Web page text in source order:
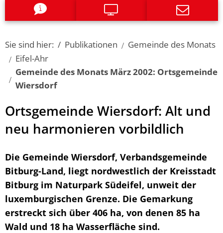
Sie sind hier: Publikationen
Gemeinde des Monats
Eifel-Ahr
Gemeinde des Monats März 2002: Ortsgemeinde
Wiersdorf
Ortsgemeinde Wiersdorf: Alt und
neu harmonieren vorbildlich
Die Gemeinde Wiersdorf, Verbandsgemeinde
Bitburg-Land, liegt nordwestlich der Kreisstadt
Bitburg im Naturpark Südeifel, unweit der
luxemburgischen Grenze. Die Gemarkung
erstreckt sich über 406 ha, von denen 85 ha
Wald und 18 ha Wasserfläche sind.